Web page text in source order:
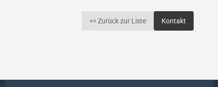
<< Zurück zur Liste Kontakt